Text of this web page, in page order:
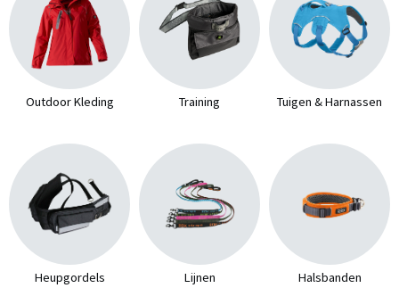
Outdoor Kleding Training Tuigen & Harnassen
Heupgordels Lijnen Halsbanden